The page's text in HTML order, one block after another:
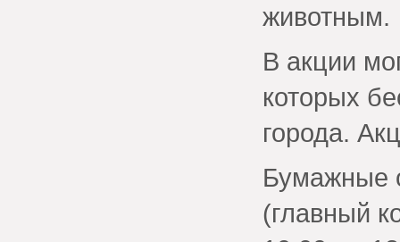
животным.
В акции
которых
города.
Бумажные
(главный